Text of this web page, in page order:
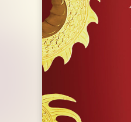
Decca
Classics